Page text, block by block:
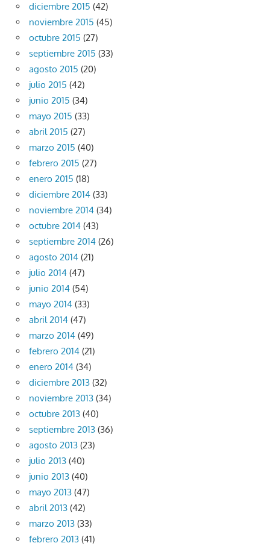
diciembre 2015 (42)
noviembre 2015 (45)
octubre 2015 (27)
septiembre 2015 (33)
agosto 2015 (20)
julio 2015 (42)
junio 2015 (34)
mayo 2015 (33)
abril 2015 (27)
marzo 2015 (40)
febrero 2015 (27)
enero 2015 (18)
diciembre 2014 (33)
noviembre 2014 (34)
octubre 2014 (43)
septiembre 2014 (26)
agosto 2014 (21)
julio 2014 (47)
junio 2014 (54)
mayo 2014 (33)
abril 2014 (47)
marzo 2014 (49)
febrero 2014 (21)
enero 2014 (34)
diciembre 2013 (32)
noviembre 2013 (34)
octubre 2013 (40)
septiembre 2013 (36)
agosto 2013 (23)
julio 2013 (40)
junio 2013 (40)
mayo 2013 (47)
abril 2013 (42)
marzo 2013 (33)
febrero 2013 (41)